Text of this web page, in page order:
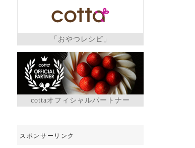
「おやつレシピ」
cottaオフィシャルパートナー